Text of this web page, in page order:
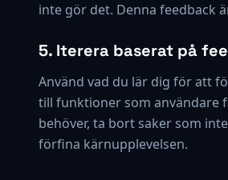
inte gör det. Denna feedback
5. Iterera baserat på
Använd vad du lär dig för att
till funktioner som användare
behöver, ta bort saker som
förfina kärnupplevelsen.